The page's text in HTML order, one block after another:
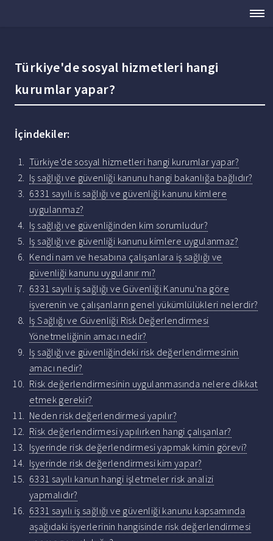
Türkiye'de sosyal hizmetleri hangi
kurumlar yapar?
İçindekiler:
Türkiye'de sosyal hizmetleri hangi kurumlar yapar?
Iş sağlığı ve güvenliği kanunu hangi bakanlığa bağlıdır?
6331 sayılı is sağlığı ve güvenliği kanunu kimlere
uygulanmaz?
Iş sağlığı ve güvenliğinden kim sorumludur?
Iş sağlığı ve güvenliği kanunu kimlere uygulanmaz?
Kendi nam ve hesabına çalışanlara iş sağlığı ve
güvenliği kanunu uygulanır mı?
6331 sayılı iş sağlığı ve Güvenliği Kanunu'na göre
işverenin ve çalışanların genel yükümlülükleri nelerdir?
Iş Sağlığı ve Güvenliği Risk Değerlendirmesi
Yönetmeliğinin amacı nedir?
Iş sağlığı ve güvenliğindeki risk değerlendirmesinin
amacı nedir?
Risk değerlendirmesinin uygulanmasında nelere dikkat
etmek gerekir?
Neden risk değerlendirmesi yapılır?
Risk değerlendirmesi yapılırken hangi çalışanlar?
Işyerinde risk değerlendirmesi yapmak kimin görevi?
Işyerinde risk değerlendirmesi kim yapar?
6331 sayılı kanun hangi işletmeler risk analizi
yapmalıdır?
6331 sayılı iş sağlığı ve güvenliği kanunu kapsamında
aşağıdaki işyerlerinin hangisinde risk değerlendirmesi